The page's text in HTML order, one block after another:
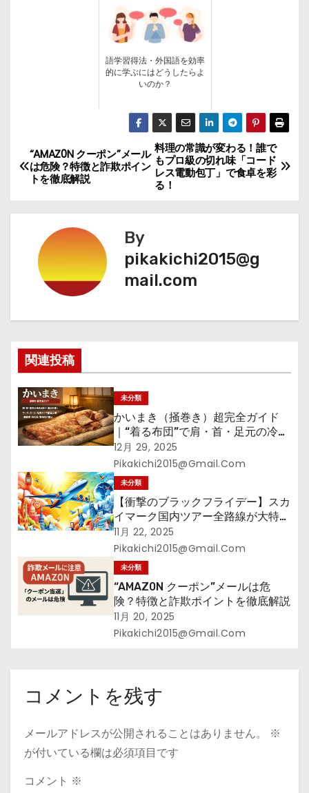
語学習得法・外国語を効率
的に学ぶにはどうしたらよ
いのか？
投
稿
ナ
ビ
ゲ
シ
ョ
ン
料理の常識が変わる！誰で
もプロ級の切れ味「コード
レス電動包丁」で食卓を彩
る！
“AMAZ0N クーポン”メール
は危険？特徴と詐欺ポイン
トを徹底解説
By
pikakichi2015@g
mail.com
関連投稿
未分類
かいまき（掻巻き）超完全ガイド
｜“着る布団”で肩・首・足元の冷え
を根こそぎ防ぐ！素材別おすすめ・
選び方・洗い方・Q&Aまで
12月 29, 2025
Pikakichi2015@gmail.com
未分類
【衝撃のブラックフライデー】スカ
イマーク国内ツアー全路線が大特
価！年末年始・春休みを贅沢に過ご
す賢い予約ガイド
11月 22, 2025
Pikakichi2015@gmail.com
未分類
“AMAZ0N クーポン”メールは危
険？特徴と詐欺ポイントを徹底解説
11月 20, 2025
Pikakichi2015@gmail.com
コメントを残す
メールアドレスが公開されることはありません。
※
が付いている欄は必須項目です
コメント ※